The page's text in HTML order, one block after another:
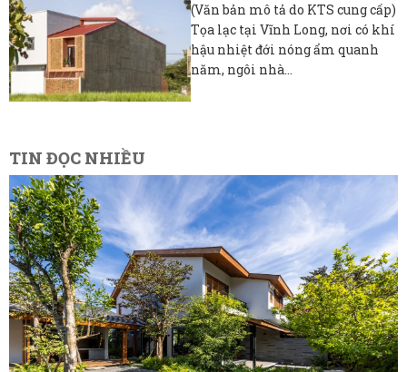
(Văn bản mô tả do KTS cung cấp)
Tọa lạc tại Vĩnh Long, nơi có khí
hậu nhiệt đới nóng ẩm quanh
năm, ngôi nhà...
TIN ĐỌC NHIỀU